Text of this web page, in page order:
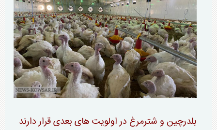
بلدرچین و شترمرغ در اولویت های بعدی قرار دارند